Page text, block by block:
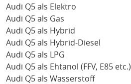
Audi Q5 als Elektro
Audi Q5 als Gas
Audi Q5 als Hybrid
Audi Q5 als Hybrid-Diesel
Audi Q5 als LPG
Audi Q5 als Ehtanol (FFV, E85 etc.)
Audi Q5 als Wasserstoff